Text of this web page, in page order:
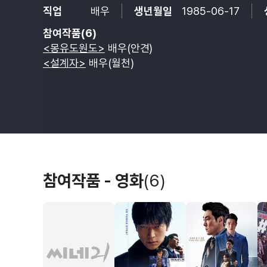
직업 배우 생년월일 1985-06-17
참여작품(6)
<몽유도원도> 배우(안견)
<설계자> 배우(월천)
참여작품 - 영화(6)